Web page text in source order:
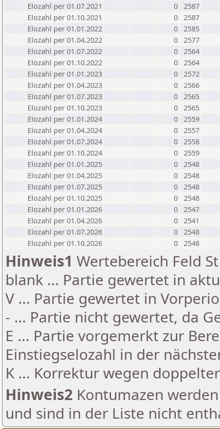
Elozahl per 01.07.2021
0 2587
Elozahl per 01.10.2021
0 2587
Elozahl per 01.01.2022
0 2585
Elozahl per 01.04.2022
0 2577
Elozahl per 01.07.2022
0 2564
Elozahl per 01.10.2022
0 2564
Elozahl per 01.01.2023
0 2572
Elozahl per 01.04.2023
0 2566
Elozahl per 01.07.2023
0 2565
Elozahl per 01.10.2023
0 2565
Elozahl per 01.01.2024
0 2559
Elozahl per 01.04.2024
0 2557
Elozahl per 01.07.2024
0 2558
Elozahl per 01.10.2024
0 2559
Elozahl per 01.01.2025
0 2548
Elozahl per 01.04.2025
0 2548
Elozahl per 01.07.2025
0 2548
Elozahl per 01.10.2025
0 2548
Elozahl per 01.01.2026
0 2547
Elozahl per 01.04.2026
0 2541
Elozahl per 01.07.2026
0 2548
Elozahl per 01.10.2026
0 2548
Hinweis1 Wertebereich Feld
blank ... Partie gewertet in
V ... Partie gewertet in
- ... Partie nicht gewertet, da
E ... Partie vorgemerkt zur
Einstiegselozahl in der
K ... Korrektur wegen
Hinweis2 Kontumazen
und sind in der Liste nicht